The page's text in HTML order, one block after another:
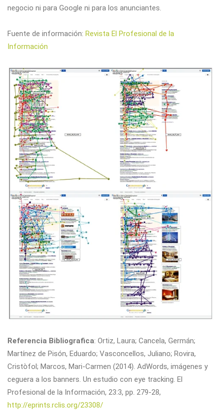
negocio ni para Google ni para los anunciantes.
Fuente de información: Revista El Profesional de la
Información
Referencia Bibliografica: Ortiz, Laura; Cancela, Germán;
Martínez de Pisón, Eduardo; Vasconcellos, Juliano; Rovira,
Cristòfol; Marcos, Mari-Carmen (2014). AdWords, imágenes y
ceguera a los banners. Un estudio con eye tracking. El
Profesional de la Información, 23:3, pp. 279-28,
http://eprints.rclis.org/23308/